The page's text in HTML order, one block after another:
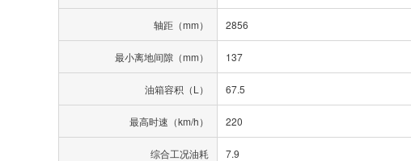
轴距（mm） 2856
最小离地间隙（mm） 137
油箱容积（L） 67.5
最高时速（km/h） 220
综合工况油耗 7.9